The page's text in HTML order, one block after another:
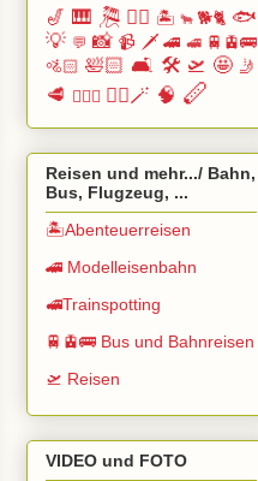
🎷 🎹 🎘 🏄🏽 🏝️ 🐂 🐕🐈 🐟
💡 💬 📸 📹 🗡️ 🚄 🚅 🚆🚊🚌
🚵🏻 🛀🏻 🛋️ 🛠️ 🛫 🤩 🤳
🥩 🧗🏻‍♀️ 🧙‍♂️🪄 🧠 🪈
Reisen und mehr.../ Bahn,
Bus, Flugzeug, ...
🏝️Abenteuerreisen
🚄 Modelleisenbahn
🚅Trainspotting
🚆🚊🚌 Bus und Bahnreisen
🛫 Reisen
VIDEO und FOTO